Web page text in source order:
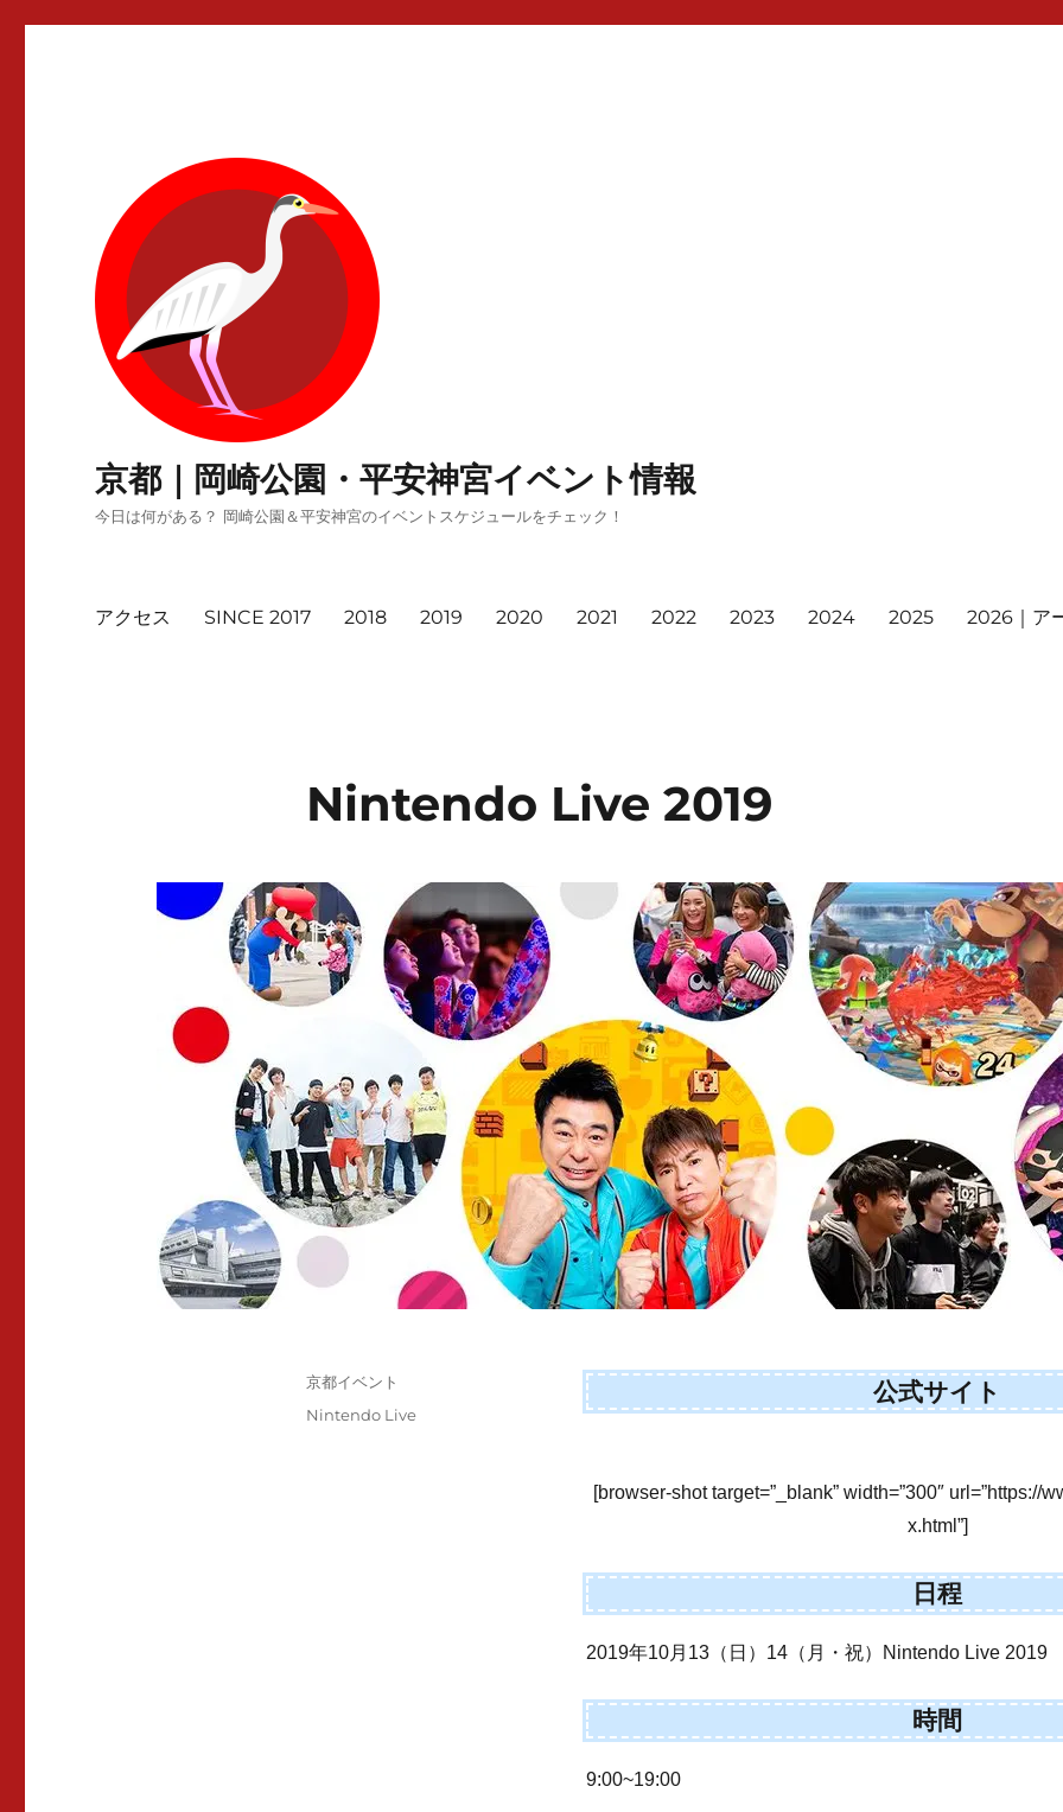
京都｜岡崎公園・平安神宮イベント情報
今日は何がある？ 岡崎公園＆平安神宮のイベントスケジュールをチェック！
アクセス SINCE 2017 2018 2019 2020 2021 2022 2023 2024 2025 2026｜ア
Nintendo Live 2019
公式サイト
[browser-shot target=”_blank” width=”300″ url=”https://
x.html”]
日程
2019年10月13（日）14（月・祝）Nintendo Live 2019
時間
9:00~19:00
投
日:
カ
京都イベント
タ
Nintendo Live